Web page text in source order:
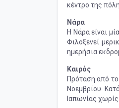
κέντρο της
Νάρα
Η Νάρα είναι
Φιλοξενεί
ημερήσια
Καιρός
Πρόταση από
Νοεμβρίου.
Ιαπωνίας